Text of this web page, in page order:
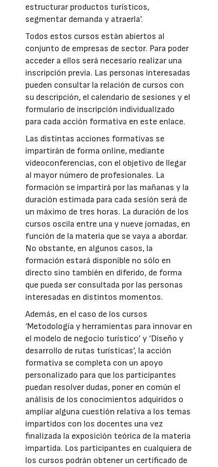
estructurar productos turísticos,
segmentar demanda y atraerla’.
Todos estos cursos están abiertos al
conjunto de empresas de sector. Para poder
acceder a ellos será necesario realizar una
inscripción previa. Las personas interesadas
pueden consultar la relación de cursos con
su descripción, el calendario de sesiones y el
formulario de inscripción individualizado
para cada acción formativa en este enlace.
Las distintas acciones formativas se
impartirán de forma online, mediante
videoconferencias, con el objetivo de llegar
al mayor número de profesionales. La
formación se impartirá por las mañanas y la
duración estimada para cada sesión será de
un máximo de tres horas. La duración de los
cursos oscila entre una y nueve jornadas, en
función de la materia que se vaya a abordar.
No obstante, en algunos casos, la
formación estará disponible no sólo en
directo sino también en diferido, de forma
que pueda ser consultada por las personas
interesadas en distintos momentos.
Además, en el caso de los cursos
‘Metodología y herramientas para innovar en
el modelo de negocio turístico’ y ‘Diseño y
desarrollo de rutas turísticas’, la acción
formativa se completa con un apoyo
personalizado para que los participantes
puedan resolver dudas, poner en común el
análisis de los conocimientos adquiridos o
ampliar alguna cuestión relativa a los temas
impartidos con los docentes una vez
finalizada la exposición teórica de la materia
impartida. Los participantes en cualquiera de
los cursos podrán obtener un certificado de